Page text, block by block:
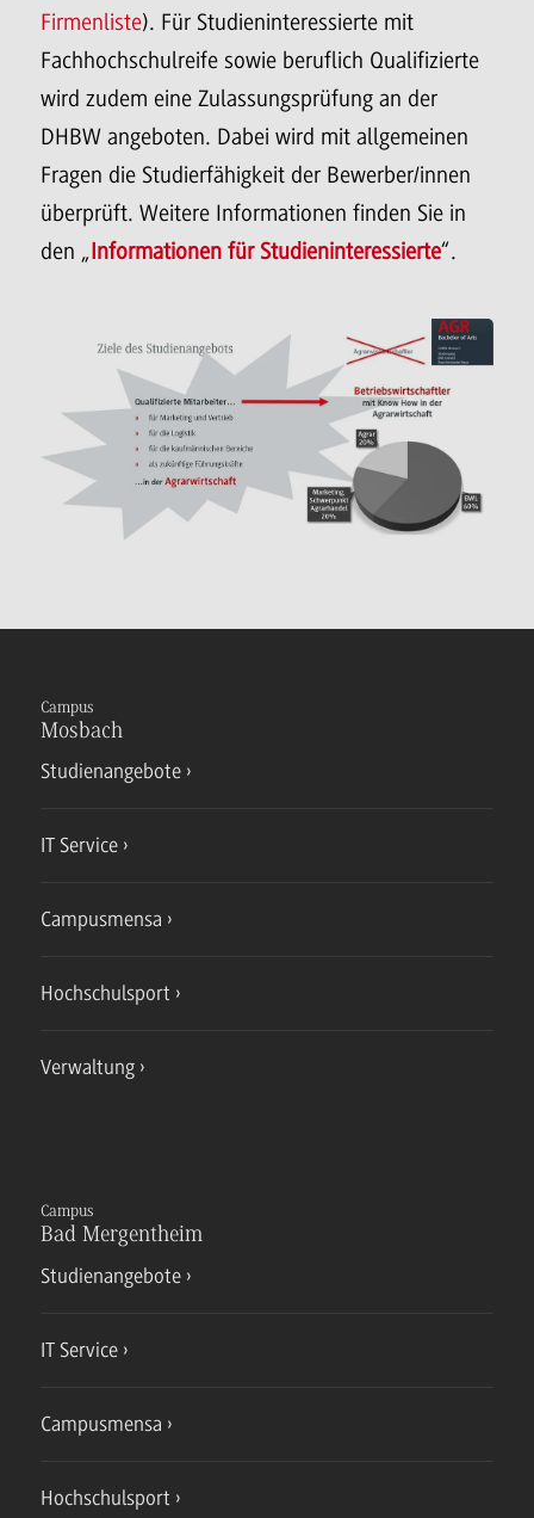
Firmenliste). Für Studieninteressierte mit
Fachhochschulreife sowie beruflich Qualifizierte
wird zudem eine Zulassungsprüfung an der
DHBW angeboten. Dabei wird mit allgemeinen
Fragen die Studierfähigkeit der Bewerber/innen
überprüft. Weitere Informationen finden Sie in
den „ Informationen für Studieninteressierte“.
Campus
Mosbach
Studienangebote
IT Service
Campusmensa
Hochschulsport
Verwaltung
Campus
Bad Mergentheim
Studienangebote
IT Service
Campusmensa
Hochschulsport